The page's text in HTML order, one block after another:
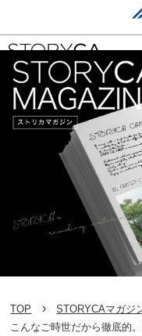
TOP
STORYCAマガジ
こんなご時世だから徹底的